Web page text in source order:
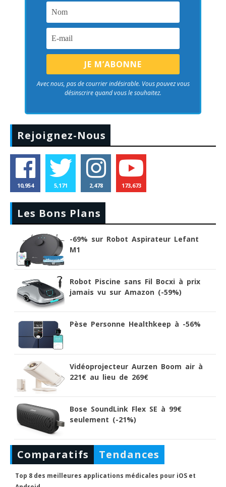
Avec nous, pas de courrier indésirable. Vous pouvez vous
désinscrire quand vous le souhaitez.
Rejoignez-Nous
10,954 5,171 2,478 173,673
Les Bons Plans
-69% sur Robot Aspirateur Lefant
M1
Robot Piscine sans Fil Bocxi à prix
jamais vu sur Amazon (-59%)
Pèse Personne Healthkeep à -56%
Vidéoprojecteur Aurzen Boom air à
221€ au lieu de 269€
Bose SoundLink Flex SE à 99€
seulement (-21%)
Comparatifs Tendances
Top 8 des meilleures applications médicales pour iOS et